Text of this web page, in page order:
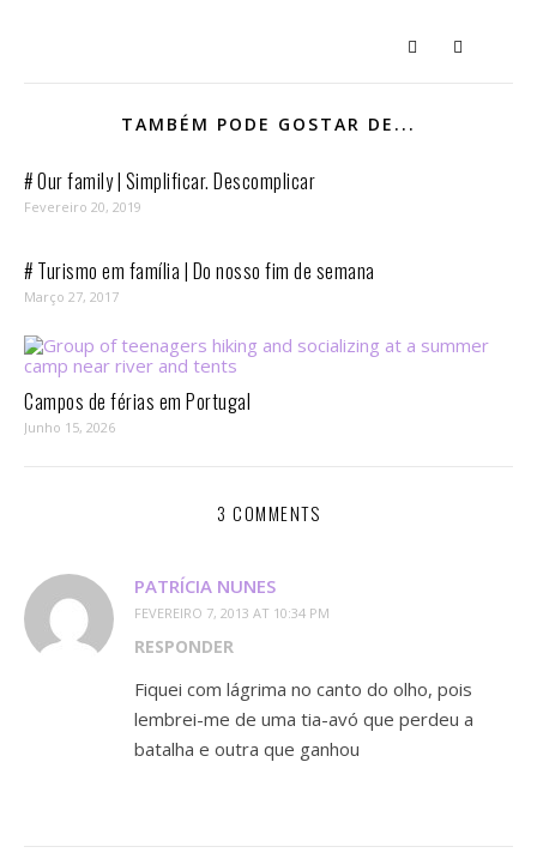
TAMBÉM PODE GOSTAR DE...
# Our family | Simplificar. Descomplicar
Fevereiro 20, 2019
# Turismo em família | Do nosso fim de semana
Março 27, 2017
Campos de férias em Portugal
Junho 15, 2026
3 COMMENTS
PATRÍCIA NUNES
FEVEREIRO 7, 2013 AT 10:34 PM
RESPONDER
Fiquei com lágrima no canto do olho, pois
lembrei-me de uma tia-avó que perdeu a
batalha e outra que ganhou